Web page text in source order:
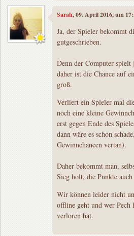
Sarah, 09. April 2016, um
Ja, der Spieler bekommt
gutgeschrieben.
Denn der Computer
daher ist die Chance auf
groß.
Verliert ein Spieler mal
noch eine kleine
erst gegen Ende des
dann wäre es schon
Gewinnchancen vertan).
Daher bekommt man,
Sieg holt, die Punkte auch
Wir können leider nicht
offline geht und wer Pech
verloren hat.